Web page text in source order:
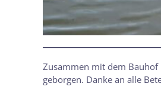
Zusammen mit dem Bauhof
geborgen. Danke an alle